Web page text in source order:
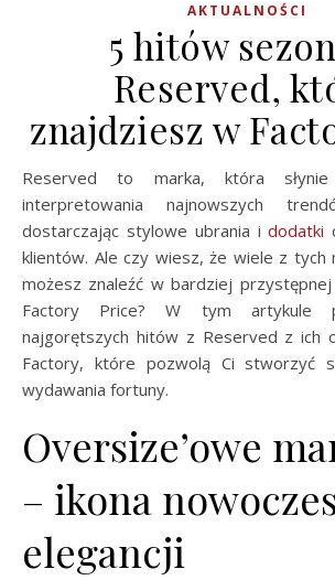
AKTUALNOŚCI
5 hitów
Reserved,
znajdziesz w
Reserved to marka, która słynie z umiejętności
interpretowania najnowszych
dostarczając stylowe ubrania idodatki
klientów. Ale czy wiesz, że wiele z tych
możesz znaleźć w bardziej
Factory Price? W tym artykule
najgorętszych hitów z Reserved z ich
Factory, które pozwolą Ci stworzyć
wydawania fortuny.
Oversize’owe
– ikona
elegancji